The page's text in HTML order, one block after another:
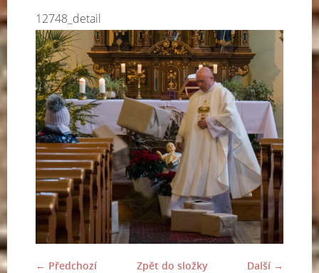
12748_detail
← Předchozí Další →
Zpět do složky